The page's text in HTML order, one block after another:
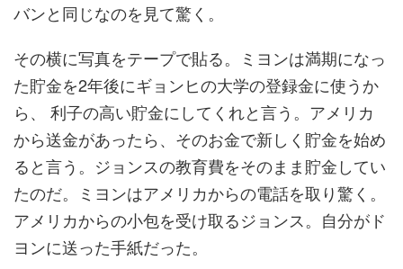
バンと同じなのを見て驚く。
その横に写真をテープで貼る。ミヨンは満期になっ
た貯金を2年後にギョンヒの大学の登録金に使うか
ら、 利子の高い貯金にしてくれと言う。アメリカ
から送金があったら、そのお金で新しく貯金を始め
ると言う。ジョンスの教育費をそのまま貯金してい
たのだ。ミヨンはアメリカからの電話を取り驚く。
アメリカからの小包を受け取るジョンス。自分がド
ヨンに送った手紙だった。